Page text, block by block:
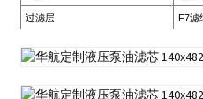
过滤层 F7滤